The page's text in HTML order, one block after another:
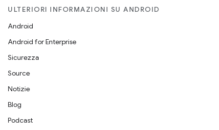
ULTERIORI INFORMAZIONI SU ANDROID
Android
Android for Enterprise
Sicurezza
Source
Notizie
Blog
Podcast